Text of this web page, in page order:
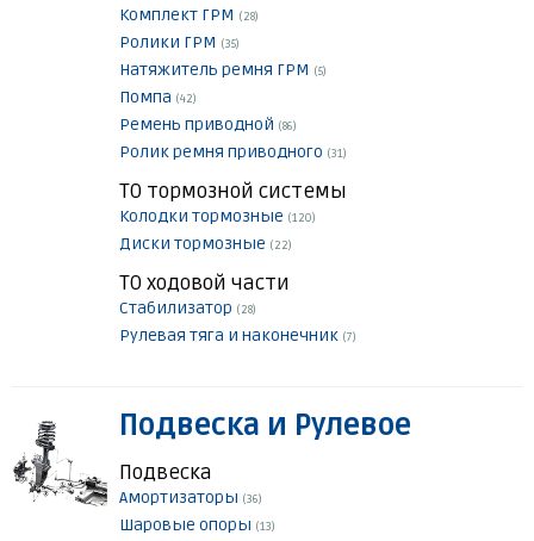
Комплект ГРМ (28)
Ролики ГРМ (35)
Натяжитель ремня ГРМ (5)
Помпа (42)
Ремень приводной (86)
Ролик ремня приводного (31)
ТО тормозной системы
Колодки тормозные (120)
Диски тормозные (22)
ТО ходовой части
Стабилизатор (28)
Рулевая тяга и наконечник (7)
Подвеска и Рулевое
Подвеска
Амортизаторы (36)
Шаровые опоры (13)